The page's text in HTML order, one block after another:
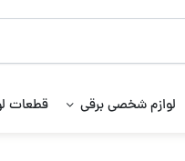
لوازم شخصی برقی قطعات